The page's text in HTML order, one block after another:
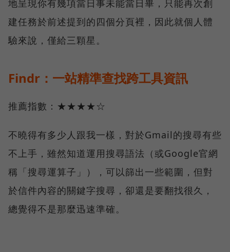
地呈現你有幾項當日事未能當日畢，只能再次創
建任務於前述提到的四個分頁裡，因此就個人體
驗來說，僅給三顆星。
Findr：一站精準查找跨工具資訊
推薦指數：★★★★☆
不曉得有多少人跟我一樣，對於Gmail的搜尋有些
不上手，雖然知道運用搜尋語法（或Google官網
稱「搜尋運算子」），可以篩出一些範圍，但對
於信件內容的關鍵字搜尋，卻還是要翻找很久，
總覺得不是那麼迅速準確。